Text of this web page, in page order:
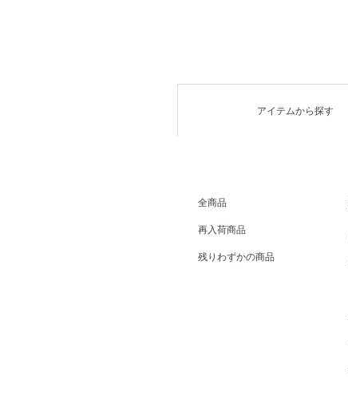
アイテムから探す
全商品
再入荷商品
残りわずかの商品